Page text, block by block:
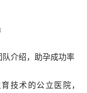
介绍，助孕成功率
技术的公立医院，